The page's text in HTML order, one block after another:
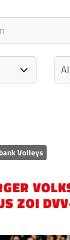
Volleys
ZOI